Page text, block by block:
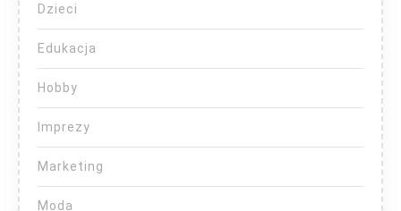
Dzieci
Edukacja
Hobby
Imprezy
Marketing
Moda